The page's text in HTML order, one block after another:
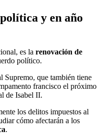
y en año
es la renovación de
político.
Supremo, que también tiene
francisco el próximo
de Isabel II.
los delitos impuestos al
cómo afectarán a los
.